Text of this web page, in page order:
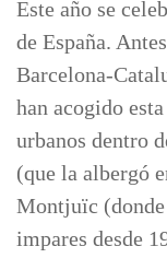
Este año se
de España.
Barcelona-
han acogido
urbanos dentro
(que la albergó
Montjuïc (donde
impares desde